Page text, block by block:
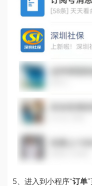
5、进入到小程序“订单